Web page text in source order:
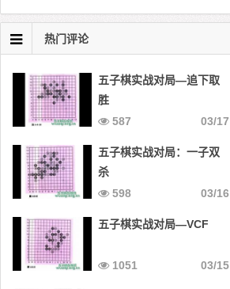
热门评论
五子棋实战对局—追下取
胜
03/17
587
五子棋实战对局：一子双
杀
03/16
598
五子棋实战对局—VCF
03/15
1051